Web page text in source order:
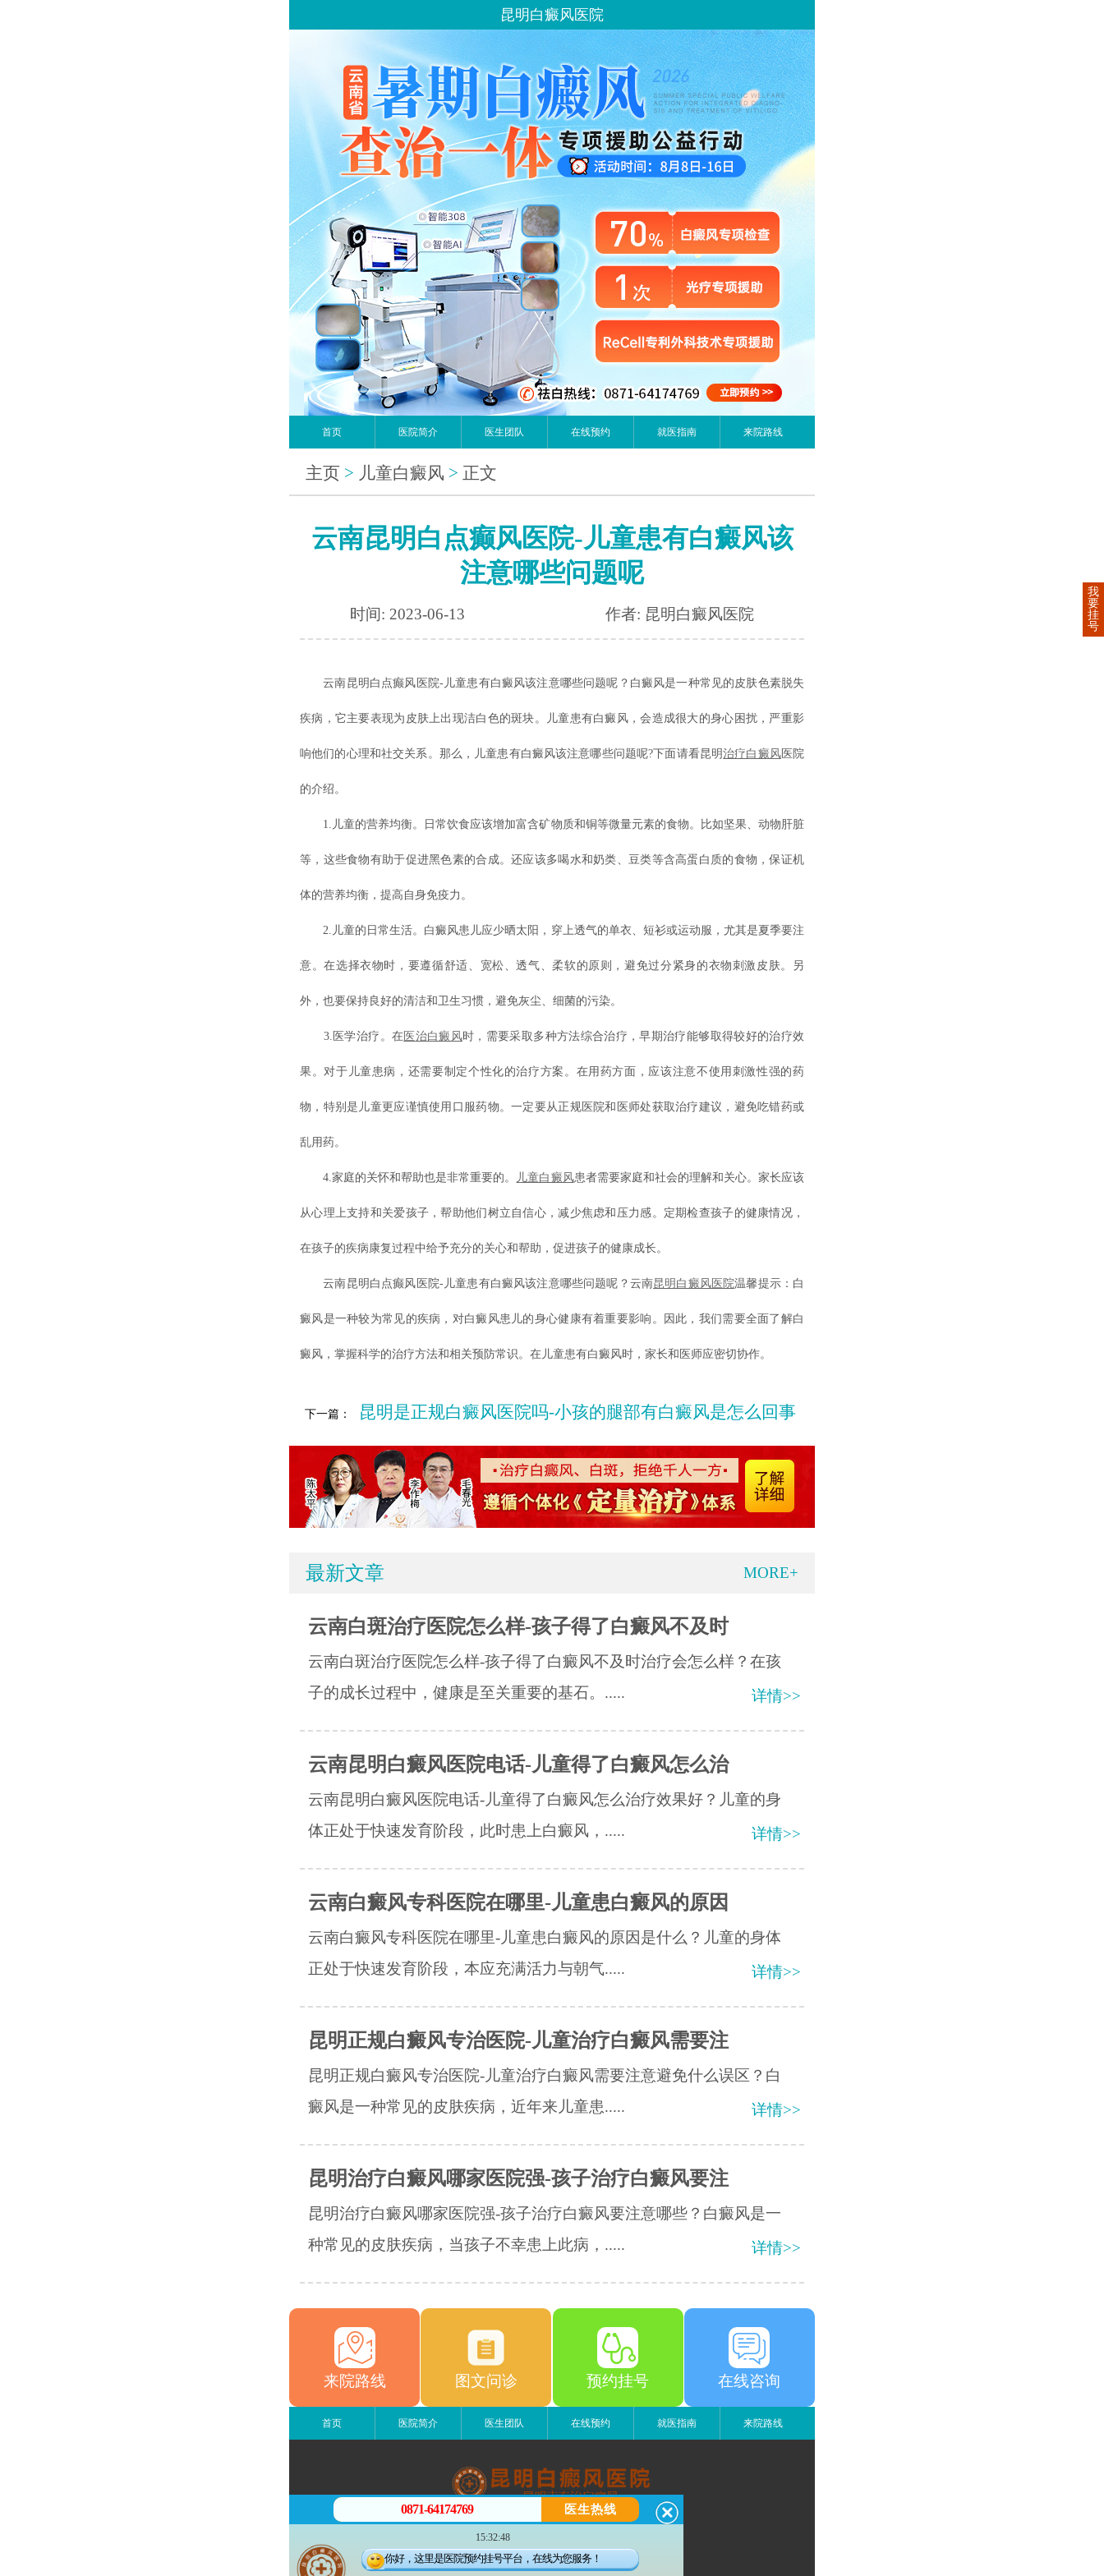
昆明白癜风医院
首页 医院简介 医生团队 在线预约 就医指南 来院路线
主页 > 儿童白癜风 > 正文
云南昆明白点癫风医院-儿童患有白癜风该
注意哪些问题呢
时间: 2023-06-13 作者: 昆明白癜风医院
云南昆明白点癫风医院-儿童患有白癜风该注意哪些问题呢？白癜风是一种常见的皮肤色素脱失
疾病，它主要表现为皮肤上出现洁白色的斑块。儿童患有白癜风，会造成很大的身心困扰，严重影
响他们的心理和社交关系。那么，儿童患有白癜风该注意哪些问题呢?下面请看昆明治疗白癜风医院
的介绍。
1.儿童的营养均衡。日常饮食应该增加富含矿物质和铜等微量元素的食物。比如坚果、动物肝脏
等，这些食物有助于促进黑色素的合成。还应该多喝水和奶类、豆类等含高蛋白质的食物，保证机
体的营养均衡，提高自身免疫力。
2.儿童的日常生活。白癜风患儿应少晒太阳，穿上透气的单衣、短衫或运动服，尤其是夏季要注
意。在选择衣物时，要遵循舒适、宽松、透气、柔软的原则，避免过分紧身的衣物刺激皮肤。另
外，也要保持良好的清洁和卫生习惯，避免灰尘、细菌的污染。
3.医学治疗。在 医治白癜风时，需要采取多种方法综合治疗，早期治疗能够取得较好的治疗效
果。对于儿童患病，还需要制定个性化的治疗方案。在用药方面，应该注意不使用刺激性强的药
物，特别是儿童更应谨慎使用口服药物。一定要从正规医院和医师处获取治疗建议，避免吃错药或
乱用药。
4.家庭的关怀和帮助也是非常重要的。 儿童白癜风患者需要家庭和社会的理解和关心。家长应该
从心理上支持和关爱孩子，帮助他们树立自信心，减少焦虑和压力感。定期检查孩子的健康情况，
在孩子的疾病康复过程中给予充分的关心和帮助，促进孩子的健康成长。
云南昆明白点癫风医院-儿童患有白癜风该注意哪些问题呢？云南昆明白癜风医院温馨提示：白
癜风是一种较为常见的疾病，对白癜风患儿的身心健康有着重要影响。因此，我们需要全面了解白
癜风，掌握科学的治疗方法和相关预防常识。在儿童患有白癜风时，家长和医师应密切协作。
下一篇： 昆明是正规白癜风医院吗-小孩的腿部有白癜风是怎么回事
最新文章 MORE+
云南白斑治疗医院怎么样-孩子得了白癜风不及时
云南白斑治疗医院怎么样-孩子得了白癜风不及时治疗会怎么样？在孩
子的成长过程中，健康是至关重要的基石。.....
详情>>
云南昆明白癜风医院电话-儿童得了白癜风怎么治
云南昆明白癜风医院电话-儿童得了白癜风怎么治疗效果好？儿童的身
体正处于快速发育阶段，此时患上白癜风，.....
详情>>
云南白癜风专科医院在哪里-儿童患白癜风的原因
云南白癜风专科医院在哪里-儿童患白癜风的原因是什么？儿童的身体
正处于快速发育阶段，本应充满活力与朝气.....
详情>>
昆明正规白癜风专治医院-儿童治疗白癜风需要注
昆明正规白癜风专治医院-儿童治疗白癜风需要注意避免什么误区？白
癜风是一种常见的皮肤疾病，近年来儿童患.....
详情>>
昆明治疗白癜风哪家医院强-孩子治疗白癜风要注
昆明治疗白癜风哪家医院强-孩子治疗白癜风要注意哪些？白癜风是一
种常见的皮肤疾病，当孩子不幸患上此病，.....
详情>>
来院路线 图文问诊 预约挂号 在线咨询
首页 医院简介 医生团队 在线预约 就医指南 来院路线
昆明白癜风医院
昆明市五华区护国路2号
版权所有：昆明白癜风医院
联系电话：0871-64174769
0871-64174769 医生热线
15:32:48
你好，这里是医院预约挂号平台，在线为您服务！
我
要
挂
号